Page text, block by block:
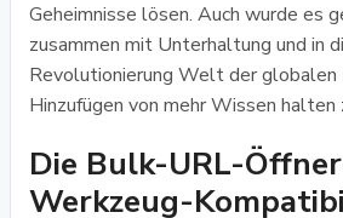
Geheimnisse lösen. Auch wurde es
zusammen mit Unterhaltung und in
Revolutionierung Welt der globalen
Hinzufügen von mehr Wissen halten
Die Bulk-URL-
Werkzeug-